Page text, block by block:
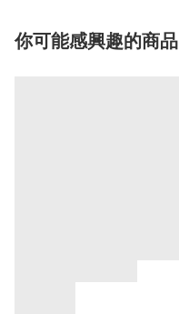
你可能感興趣的商品